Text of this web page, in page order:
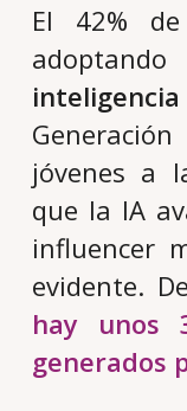
El 42%
jóvenes a
que la IA
influencer
evidente.
hay unos
generados